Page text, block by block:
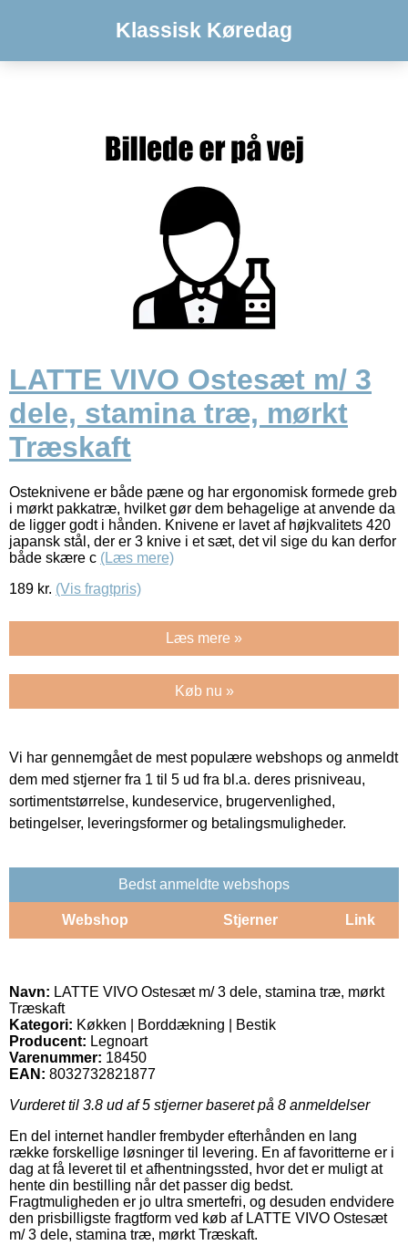
Klassisk Køredag
LATTE VIVO Ostesæt m/ 3
dele, stamina træ, mørkt
Træskaft
Osteknivene er både pæne og har ergonomisk formede greb
i mørkt pakkatræ, hvilket gør dem behagelige at anvende da
de ligger godt i hånden. Knivene er lavet af højkvalitets 420
japansk stål, der er 3 knive i et sæt, det vil sige du kan derfor
både skære c (Læs mere)
189 kr. (Vis fragtpris)
Læs mere »
Køb nu »
Vi har gennemgået de mest populære webshops og anmeldt
dem med stjerner fra 1 til 5 ud fra bl.a. deres prisniveau,
sortimentstørrelse, kundeservice, brugervenlighed,
betingelser, leveringsformer og betalingsmuligheder.
Bedst anmeldte webshops
Webshop Stjerner Link
Navn: LATTE VIVO Ostesæt m/ 3 dele, stamina træ, mørkt
Træskaft
Kategori: Køkken | Borddækning | Bestik
Producent: Legnoart
Varenummer: 18450
EAN: 8032732821877
Vurderet til 3.8 ud af 5 stjerner baseret på 8 anmeldelser
En del internet handler frembyder efterhånden en lang
række forskellige løsninger til levering. En af favoritterne er i
dag at få leveret til et afhentningssted, hvor det er muligt at
hente din bestilling når det passer dig bedst.
Fragtmuligheden er jo ultra smertefri, og desuden endvidere
den prisbilligste fragtform ved køb af LATTE VIVO Ostesæt
m/ 3 dele, stamina træ, mørkt Træskaft.